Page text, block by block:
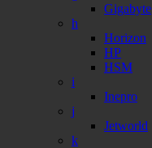
Gigabyte
h
Horizon
HP
HSM
i
Inepro
j
Jetworld
k